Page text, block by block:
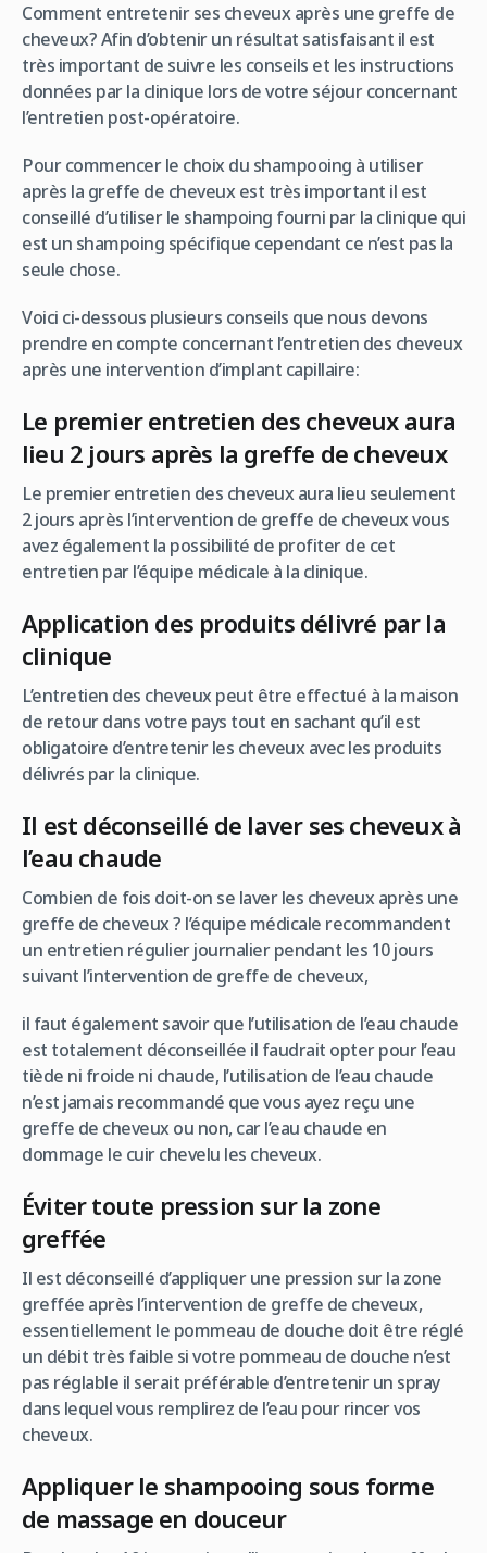
Comment entretenir ses cheveux après une greffe de
cheveux? Afin d’obtenir un résultat satisfaisant il est
très important de suivre les conseils et les instructions
données par la clinique lors de votre séjour concernant
l’entretien post-opératoire.
Pour commencer le choix du shampooing à utiliser
après la greffe de cheveux est très important il est
conseillé d’utiliser le shampoing fourni par la clinique qui
est un shampoing spécifique cependant ce n’est pas la
seule chose.
Voici ci-dessous plusieurs conseils que nous devons
prendre en compte concernant l’entretien des cheveux
après une intervention d’implant capillaire:
Le premier entretien des cheveux aura
lieu 2 jours après la greffe de cheveux
Le premier entretien des cheveux aura lieu seulement
2 jours après l’intervention de greffe de cheveux vous
avez également la possibilité de profiter de cet
entretien par l’équipe médicale à la clinique.
Application des produits délivré par la
clinique
L’entretien des cheveux peut être effectué à la maison
de retour dans votre pays tout en sachant qu’il est
obligatoire d’entretenir les cheveux avec les produits
délivrés par la clinique.
Il est déconseillé de laver ses cheveux à
l’eau chaude
Combien de fois doit-on se laver les cheveux après une
greffe de cheveux ? l’équipe médicale recommandent
un entretien régulier journalier pendant les 10 jours
suivant l’intervention de greffe de cheveux,
il faut également savoir que l’utilisation de l’eau chaude
est totalement déconseillée il faudrait opter pour l’eau
tiède ni froide ni chaude, l’utilisation de l’eau chaude
n’est jamais recommandé que vous ayez reçu une
greffe de cheveux ou non, car l’eau chaude en
dommage le cuir chevelu les cheveux.
Éviter toute pression sur la zone
greffée
Il est déconseillé d’appliquer une pression sur la zone
greffée après l’intervention de greffe de cheveux,
essentiellement le pommeau de douche doit être réglé
un débit très faible si votre pommeau de douche n’est
pas réglable il serait préférable d’entretenir un spray
dans lequel vous remplirez de l’eau pour rincer vos
cheveux.
Appliquer le shampooing sous forme
de massage en douceur